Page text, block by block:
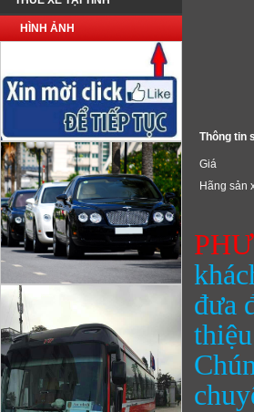
HÌNH ẢNH
Thông tin
Giá
Hãng sản
đưa